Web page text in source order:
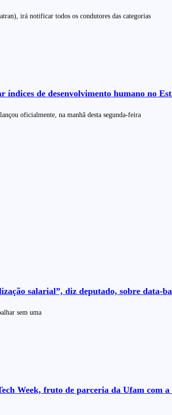
irá notificar todos os condutores das categorias
de desenvolvimento humano no
oficialmente, na manhã desta segunda-feira
salarial”, diz deputado, sobre data-
sem uma
Week, fruto de parceria da Ufam com a